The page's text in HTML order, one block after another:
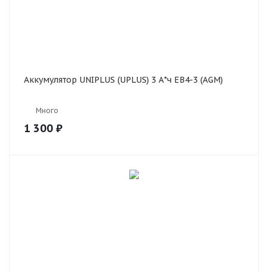
Аккумулятор UNIPLUS (UPLUS) 3 А*ч EB4-3 (AGM)
Много
1 300 ₽